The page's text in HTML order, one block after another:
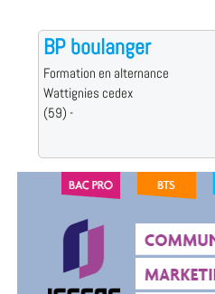
BP boulanger
Formation en alternance
Wattignies cedex
(59) -